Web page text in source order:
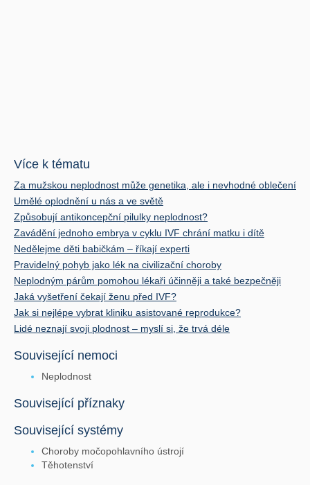
Více k tématu
Za mužskou neplodnost může genetika, ale i nevhodné oblečení
Umělé oplodnění u nás a ve světě
Způsobují antikoncepční pilulky neplodnost?
Zavádění jednoho embrya v cyklu IVF chrání matku i dítě
Nedělejme děti babičkám – říkají experti
Pravidelný pohyb jako lék na civilizační choroby
Neplodným párům pomohou lékaři účinněji a také bezpečněji
Jaká vyšetření čekají ženu před IVF?
Jak si nejlépe vybrat kliniku asistované reprodukce?
Lidé neznají svoji plodnost – myslí si, že trvá déle
Související nemoci
Neplodnost
Související příznaky
Související systémy
Choroby močopohlavního ústrojí
Těhotenství